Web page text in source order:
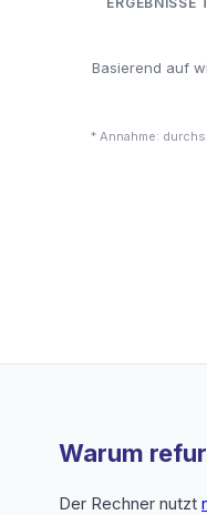
Basierend auf
* Annahme:
Warum
Der Rechner nutzt